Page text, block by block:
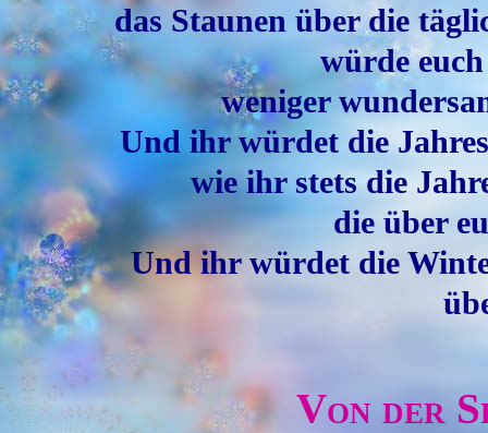
das Staunen über die
würde
weniger
Und ihr würdet die
wie ihr stets die
die über
Und ihr würdet die
Von der